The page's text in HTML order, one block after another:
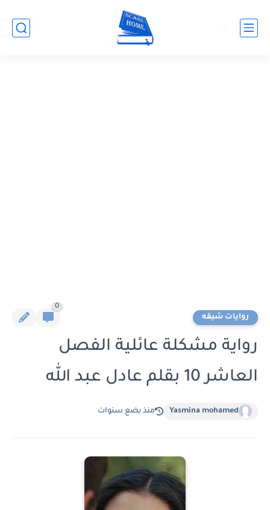
روايات شيقه
0
رواية مشكلة عائلية الفصل
العاشر 10 بقلم عادل عبد الله
Yasmina mohamed منذ بضع سنوات